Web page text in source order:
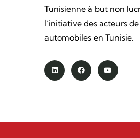
Tunisienne à but non
l’initiative des acteurs
automobiles en Tunisie.